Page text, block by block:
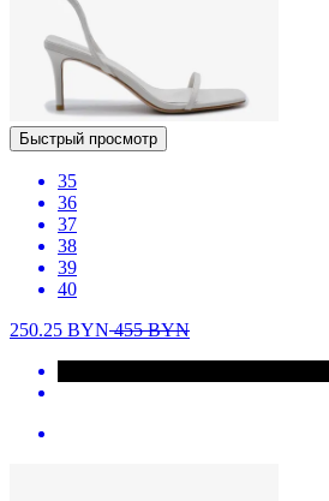
Быстрый просмотр
35
36
37
38
39
40
250.25 BYN455BYN